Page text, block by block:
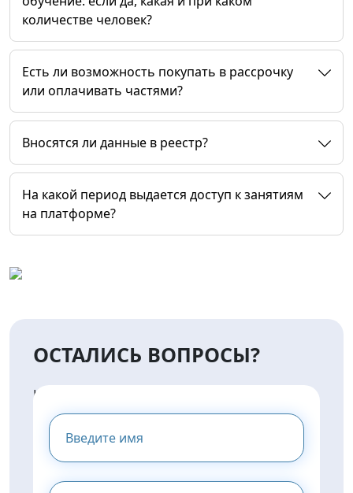
количестве человек?
Есть ли возможность покупать в рассрочку
или оплачивать частями?
Вносятся ли данные в реестр?
На какой период выдается доступ к занятиям
на платформе?
ОСТАЛИСЬ ВОПРОСЫ?
НАПИШИТЕ НАМ И МЫ
ПРЕДОСТАВИМ ВАМ
КОНСУЛЬТАЦИЮ